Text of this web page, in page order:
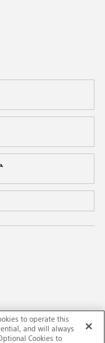
to operate this
and will always
Cookies to